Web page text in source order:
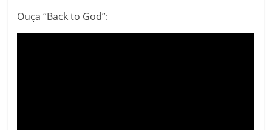
Ouça “Back to God”: